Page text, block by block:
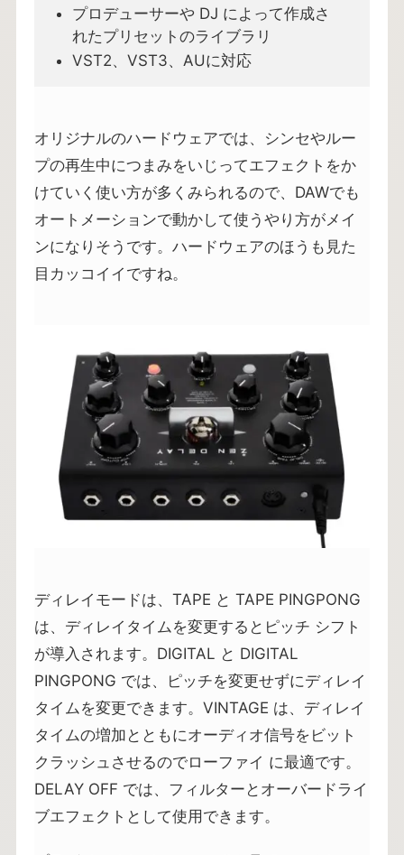
プロデューサーや DJ によって作成さ
れたプリセットのライブラリ
VST2、VST3、AUに対応
オリジナルのハードウェアでは、シンセやルー
プの再生中につまみをいじってエフェクトをか
けていく使い方が多くみられるので、DAWでも
オートメーションで動かして使うやり方がメイ
ンになりそうです。ハードウェアのほうも見た
目カッコイイですね。
ディレイモードは、TAPE と TAPE PINGPONG
は、ディレイタイムを変更するとピッチ シフト
が導入されます。DIGITAL と DIGITAL
PINGPONG では、ピッチを変更せずにディレイ
タイムを変更できます。VINTAGE は、ディレイ
タイムの増加とともにオーディオ信号をビット
クラッシュさせるのでローファイ に最適です。
DELAY OFF では、フィルターとオーバードライ
ブエフェクトとして使用できます。